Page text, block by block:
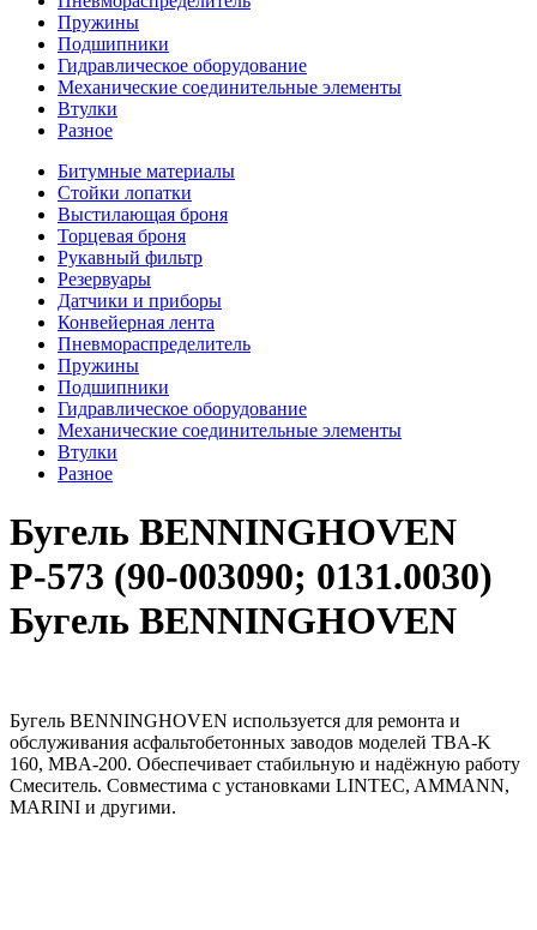
Пружины
Подшипники
Гидравлическое оборудование
Механические соединительные элементы
Втулки
Разное
Битумные материалы
Стойки лопатки
Выстилающая броня
Торцевая броня
Рукавный фильтр
Резервуары
Датчики и приборы
Конвейерная лента
Пневмораспределитель
Пружины
Подшипники
Гидравлическое оборудование
Механические соединительные элементы
Втулки
Разное
Бугель BENNINGHOVEN
Р-573 (90-003090; 0131.0030)
Бугель BENNINGHOVEN
Бугель BENNINGHOVEN используется для ремонта и
обслуживания асфальтобетонных заводов моделей TBA-K
160, MBA-200. Обеспечивает стабильную и надёжную работу
Смеситель. Совместима с установками LINTEC, AMMANN,
MARINI и другими.